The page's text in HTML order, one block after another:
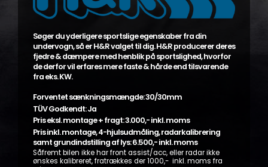
Søger du yderligere sportslige egenskaber fra din
undervogn, så er H&R valget til dig. H&R producerer deres
fjedre & dæmpere med henblik på sportslighed, hvorfor
de derfor vil erfares mere faste & hårde end tilsvarende
fra eks. KW.
Forventet sænkningsmængde: 30/30mm
TÜV Godkendt: Ja
Pris eksl. montage + fragt: 3.000,- inkl. moms
Pris inkl. montage, 4-hjulsudmåling, radarkalibrering
samt grundindstilling af lys: 6.500,- inkl. moms
Såfremt bilen ikke har front assist/acc, eller radar ikke
ønskes kalibreret, fratrækkes der 1000,- inkl. moms fra